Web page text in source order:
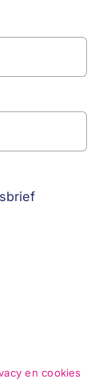
en cookies